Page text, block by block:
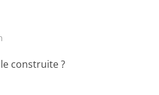
construite ?